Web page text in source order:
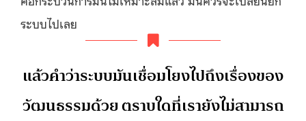
ระบบไปเลย
แล้วคำว่าระบบมันเชื่อมโยงไปถึงเรื่องของ
วัฒนธรรมด้วย ตราบใดที่เรายังไม่สามารถ